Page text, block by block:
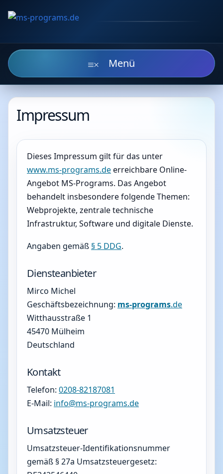
Inhalt
Impressum
Dieses Impressum gilt für das unter
www.ms-programs.deerreichbare Online-
Angebot MS-Programs. Das Angebot
behandelt insbesondere folgende Themen:
Webprojekte, zentrale technische
Infrastruktur, Software und digitale Dienste.
Angaben gemäß § 5 DDG.
Diensteanbieter
Mirco Michel
Geschäftsbezeichnung: ms-programs.de
Witthausstraße 1
45470 Mülheim
Deutschland
Kontakt
Telefon: 0208-82187081
E-Mail: info@ms-programs.de
Umsatzsteuer
Umsatzsteuer-Identifikationsnummer
gemäß § 27a Umsatzsteuergesetz: